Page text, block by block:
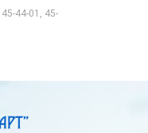
44-01, 45-